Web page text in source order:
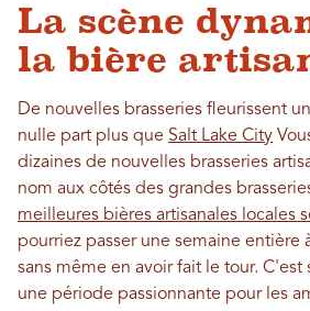
La scène
la bière
De nouvelles brasseries fleurissent
nulle part plus que Salt Lake City
dizaines de nouvelles brasseries
nom aux côtés des grandes
meilleures bières artisanales locales
pourriez passer une semaine entière
sans même en avoir fait le tour. C'est
une période passionnante pour les